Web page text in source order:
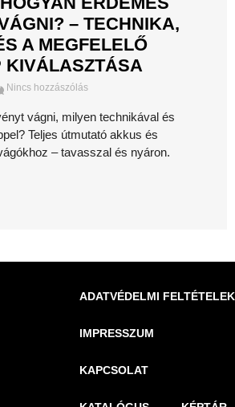
– TECHNIKA,
A MEGFELELŐ
KIVÁLASZTÁSA
Nincs hozzászólás
vágni, milyen technikával és
Teljes útmutató akkus és
– tavasszal és nyáron.
ADATVÉDELMI FELTÉTELEK
IMPRESSZUM
KAPCSOLAT